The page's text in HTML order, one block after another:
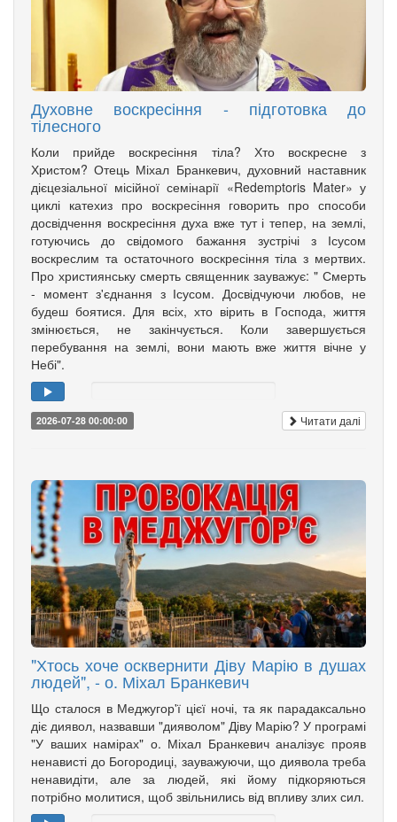
Духовне воскресіння - підготовка до
тілесного
Коли прийде воскресіння тіла? Хто воскресне з
Христом? Отець Міхал Бранкевич, духовний наставник
дієцезіальної місійної семінарії «Redemptoris Mater» у
циклі катехиз про воскресіння говорить про способи
досвідчення воскресіння духа вже тут і тепер, на землі,
готуючись до свідомого бажання зустрічі з Ісусом
воскреслим та остаточного воскресіння тіла з мертвих.
Про християнську смерть священник зауважує: " Смерть
- момент з'єднання з Ісусом. Досвідчуючи любов, не
будеш боятися. Для всіх, хто вірить в Господа, життя
змінюється, не закінчується. Коли завершується
перебування на землі, вони мають вже життя вічне у
Небі".
2026-07-28 00:00:00 Читати далі
"Хтось хоче осквернити Діву Марію в душах
людей", - о. Міхал Бранкевич
Що сталося в Меджугор'ї цієї ночі, та як парадаксально
діє диявол, назвавши "дияволом" Діву Марію? У програмі
"У ваших намірах" о. Міхал Бранкевич аналізує прояв
ненависті до Богородиці, зауважуючи, що диявола треба
ненавидіти, але за людей, які йому підкоряються
потрібно молитися, щоб звільнились від впливу злих сил.